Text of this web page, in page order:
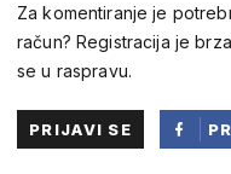
Za komentiranje je
račun? Registracija je
se u raspravu.
PRIJAVI SE